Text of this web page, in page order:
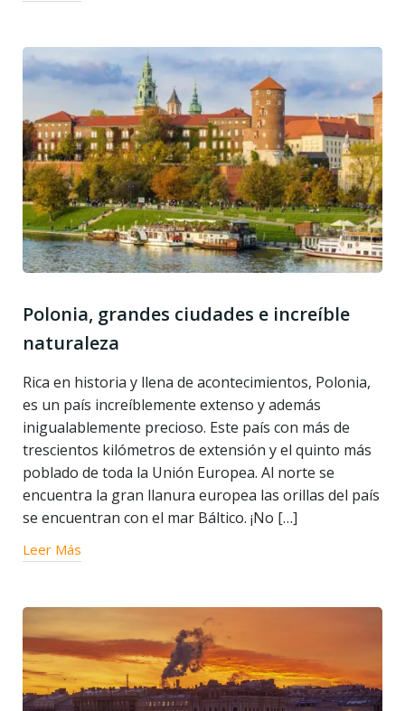
Polonia, grandes ciudades e increíble
naturaleza
Rica en historia y llena de acontecimientos, Polonia,
es un país increíblemente extenso y además
inigualablemente precioso. Este país con más de
trescientos kilómetros de extensión y el quinto más
poblado de toda la Unión Europea. Al norte se
encuentra la gran llanura europea las orillas del país
se encuentran con el mar Báltico. ¡No […]
Leer Más